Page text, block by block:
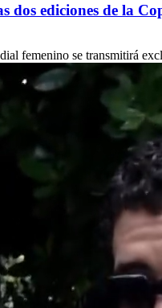
ediciones de la
femenino se transmitirá